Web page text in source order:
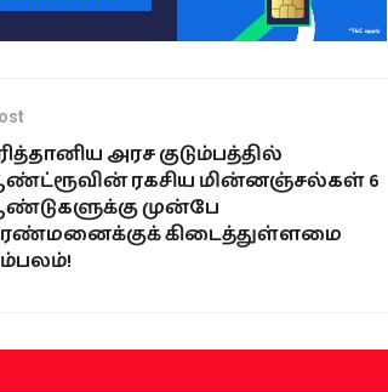
அரச குடும்பத்தில்
ரகசிய மின்னஞ்சல்கள் 6
முன்பே
கிடைத்துள்ளமை